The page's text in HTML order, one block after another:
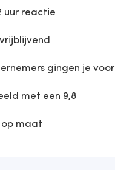
uur reactie
gingen je voor
met een 9,8
maat